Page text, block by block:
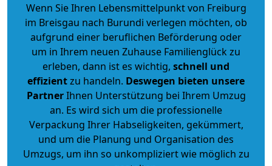
Wenn Sie Ihren Lebensmittelpunkt von Freiburg
im Breisgau nach Burundi verlegen möchten, ob
aufgrund einer beruflichen Beförderung oder
um in Ihrem neuen Zuhause Familienglück zu
erleben, dann ist es wichtig, schnell und
effizientzu handeln. Deswegen bieten unsere
PartnerIhnen Unterstützung bei Ihrem Umzug
an. Es wird sich um die professionelle
Verpackung Ihrer Habseligkeiten, gekümmert,
und um die Planung und Organisation des
Umzugs, um ihn so unkompliziert wie möglich zu